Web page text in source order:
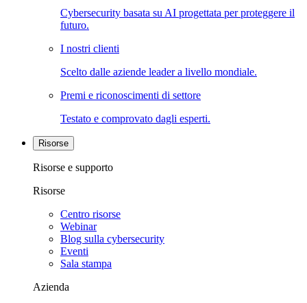
Cybersecurity basata su AI progettata per proteggere il
futuro.
I nostri clienti
Scelto dalle aziende leader a livello mondiale.
Premi e riconoscimenti di settore
Testato e comprovato dagli esperti.
Risorse
Risorse e supporto
Risorse
Centro risorse
Webinar
Blog sulla cybersecurity
Eventi
Sala stampa
Azienda